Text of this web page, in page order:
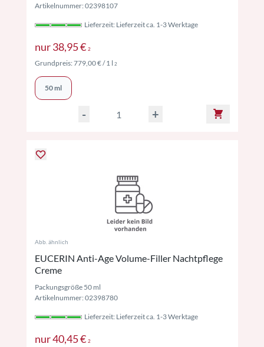
Artikelnummer: 02398107
Lieferzeit: Lieferzeit ca. 1-3 Werktage
nur38,95 € 2Preise inkl. MwSt. ggf. zzgl. Versand
Grundpreis:779,00 €/ 1 l 2Preise inkl. MwSt. ggf. zzgl. Versand
50 ml
- +
Abb. ähnlich
EUCERIN Anti-Age Volume-Filler Nachtpflege
Creme
Packungsgröße 50 ml
Artikelnummer: 02398780
Lieferzeit: Lieferzeit ca. 1-3 Werktage
nur40,45 € 2Preise inkl. MwSt. ggf. zzgl. Versand